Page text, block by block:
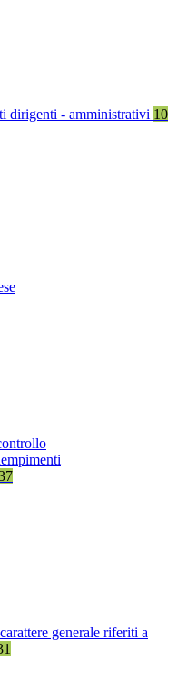
dirigenti - amministrativi 10
generale riferiti a